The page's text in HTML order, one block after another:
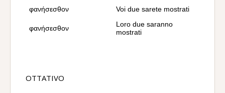
φανήσεσθον Voi due sarete mostrati
φανήσεσθον
Loro due saranno
mostrati
OTTATIVO